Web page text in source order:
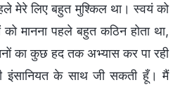
मेरे लिए बहुत मुश्किल था। स्वयं को
मानना पहले बहुत कठिन होता था,
का कुछ हद तक अभ्यास कर पा रही
इंसानियत के साथ जी सकती हूँ। मैं